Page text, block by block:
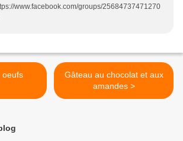
www.facebook.com/groups/25684737471270
oeufs
Gâteau au chocolat et aux
amandes >